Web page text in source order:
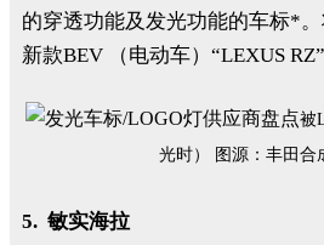
的穿透功能及发光功能的车标*
新款BEV （电动车）“LEXUS RZ”
被
光时） 图源：丰田合
5. 敏实海拉